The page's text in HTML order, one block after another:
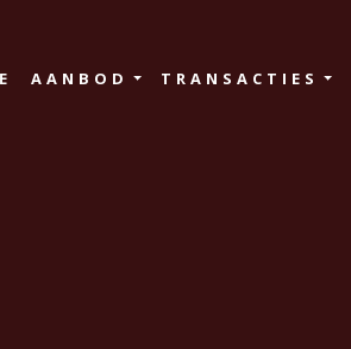
AANBOD TRANSACTIES